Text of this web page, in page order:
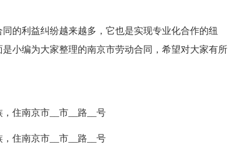
的利益纠纷越来越多，它也是实现专业化合作的纽
小编为大家整理的南京市劳动合同，希望对大家有所
住南京市__市__路__号
住南京市__市__路__号